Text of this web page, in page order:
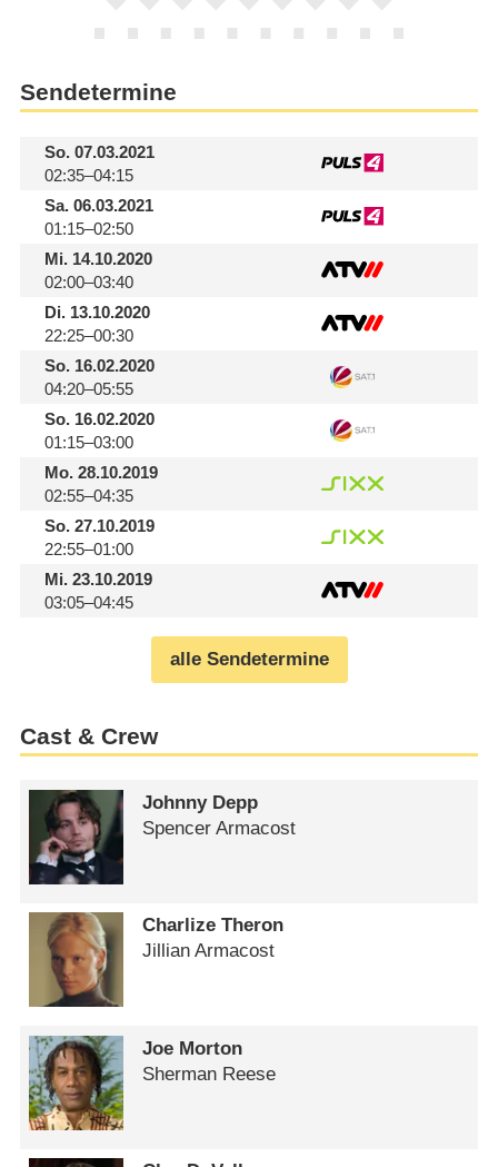
Sendetermine
So.07.03.2021
02:35–04:15
Sa.06.03.2021
01:15–02:50
Mi.14.10.2020
02:00–03:40
Di.13.10.2020
22:25–00:30
So.16.02.2020
04:20–05:55
So.16.02.2020
01:15–03:00
Mo.28.10.2019
02:55–04:35
So.27.10.2019
22:55–01:00
Mi.23.10.2019
03:05–04:45
alle Sendetermine
Cast & Crew
Johnny Depp
Spencer Armacost
Charlize Theron
Jillian Armacost
Joe Morton
Sherman Reese